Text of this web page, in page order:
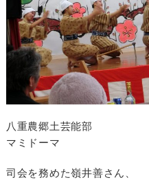
八重農郷土芸能部
マミドーマ
司会を務めた嶺井善さん、